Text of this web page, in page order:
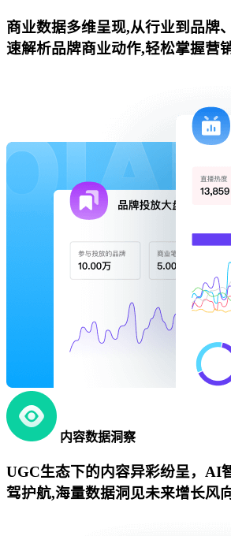
商业数据多维呈现,从行业到品牌
速解析品牌商业动作,轻松掌握营
内容数据洞察
UGC生态下的内容异彩纷呈，AI
驾护航,海量数据洞见未来增长风向